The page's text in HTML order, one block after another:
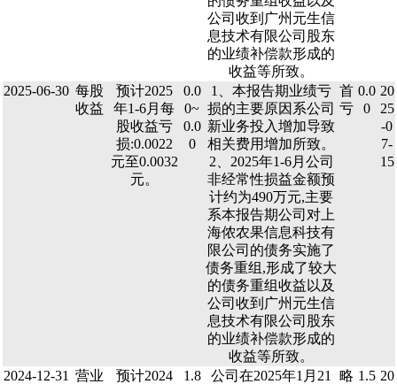
公司收到广州元生信
息技术有限公司股东
的业绩补偿款形成的
收益等所致。
2025-06-30 每股
收益
预计2025
年1-6月每
股收益亏
损:0.0022
元至0.0032
元。
0.0
0~
0.0
0
1、本报告期业绩亏
损的主要原因系公司
新业务投入增加导致
相关费用增加所致。
2、2025年1-6月公司
非经常性损益金额预
计约为490万元,主要
系本报告期公司对上
海侬农果信息科技有
限公司的债务实施了
债务重组,形成了较大
的债务重组收益以及
公司收到广州元生信
息技术有限公司股东
的业绩补偿款形成的
收益等所致。
首
亏
0.0
0
20
25
-0
7-
15
2024-12-31 营业
预计2024
1.8
公司在2025年1月21
略 1.5 20